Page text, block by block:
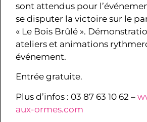
sont attendus pour
se disputer la victoire sur le
« Le Bois Brûlé ».
ateliers et animations
événement.
Entrée gratuite.
Plus d’infos : 03 87 63 10 62 –
aux-ormes.com